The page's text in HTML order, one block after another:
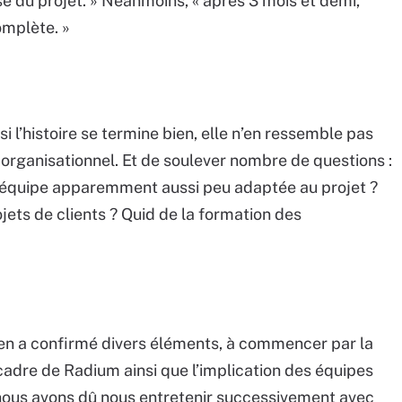
»
l’histoire se termine bien, elle n’en ressemble pas
Et de soulever nombre de questions :
apparemment aussi peu adaptée au projet ?
de clients ? Quid de la formation des
a confirmé divers éléments, à commencer par la
de Radium ainsi que l’implication des équipes
avons dû nous entretenir successivement avec